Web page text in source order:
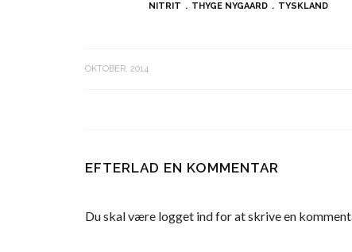
NITRIT
THYGE NYGAARD TYSKLAND
OKTOBER, 2014
EFTERLAD EN KOMMENTAR
Du skal være logget indfor at skrive en